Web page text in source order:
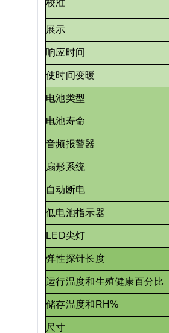
校准
展示
响应时间
使时间变暖
电池类型
电池寿命
音频报警器
扇形系统
自动断电
低电池指示器
LED尖灯
弹性探针长度
运行温度和生殖健康百分比
储存温度和RH%
尺寸